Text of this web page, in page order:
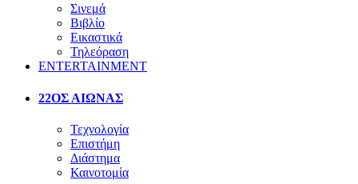
Σινεμά
Βιβλίο
Εικαστικά
Τηλεόραση
ENTERTAINMENT
22ΟΣ ΑΙΩΝΑΣ
Τεχνολογία
Επιστήμη
Διάστημα
Καινοτομία